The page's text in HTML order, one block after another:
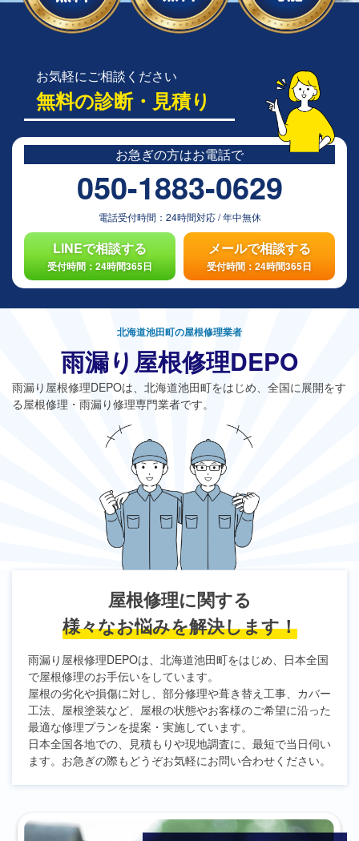
お気軽にご相談ください
無料の診断・見積り
お急ぎの方はお電話で
050-1883-0629
電話受付時間： 24時間対応/年中無休
LINEで相談する
受付時間：24時間365日
メールで相談する
受付時間：24時間365日
北海道池田町の屋根修理業者
雨漏り屋根修理DEPO
雨漏り屋根修理DEPOは、北海道池田町をはじめ、全国に展開をす
る屋根修理・雨漏り修理専門業者です。
屋根修理に関する
様々なお悩みを解決します！
雨漏り屋根修理DEPOは、北海道池田町をはじめ、日本全国
で屋根修理のお手伝いをしています。
屋根の劣化や損傷に対し、部分修理や葺き替え工事、カバー
工法、屋根塗装など、屋根の状態やお客様のご希望に沿った
最適な修理プランを提案・実施しています。
日本全国各地での、見積もりや現地調査に、最短で当日伺い
ます。お急ぎの際もどうぞお気軽にお問い合わせください。